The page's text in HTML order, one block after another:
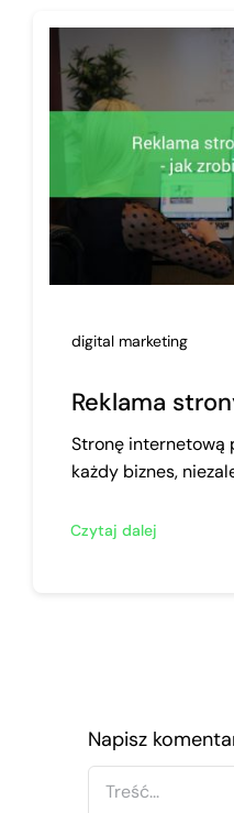
digital marketing
Reklama
Stronę internetową
każdy biznes,
Czytaj dalej
Napisz
Comment